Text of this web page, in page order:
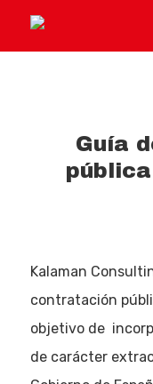
Guía
pública
Kalaman
contratación
objetivo de
de carácter